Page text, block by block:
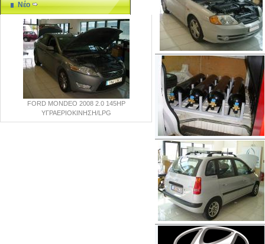
Νέο
FORD MONDEO 2008 2.0 145HP
ΥΓΡΑΕΡΙΟΚΙΝΗΣΗ/LPG